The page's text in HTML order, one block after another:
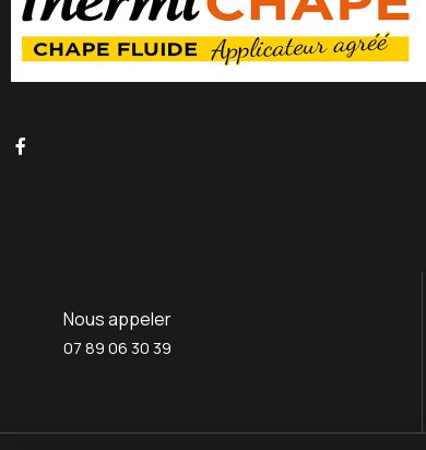
Nous appeler
07 89 06 30 39